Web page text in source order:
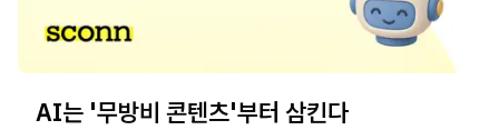
AI는 '무방비 콘텐츠'부터 삼킨다